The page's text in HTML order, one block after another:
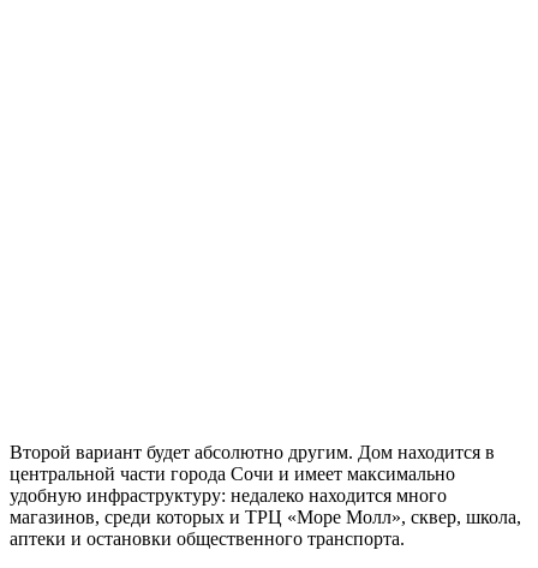
Второй вариант будет абсолютно другим. Дом находится в
центральной части города Сочи и имеет максимально
удобную инфраструктуру: недалеко находится много
магазинов, среди которых и ТРЦ «Море Молл», сквер, школа,
аптеки и остановки общественного транспорта.